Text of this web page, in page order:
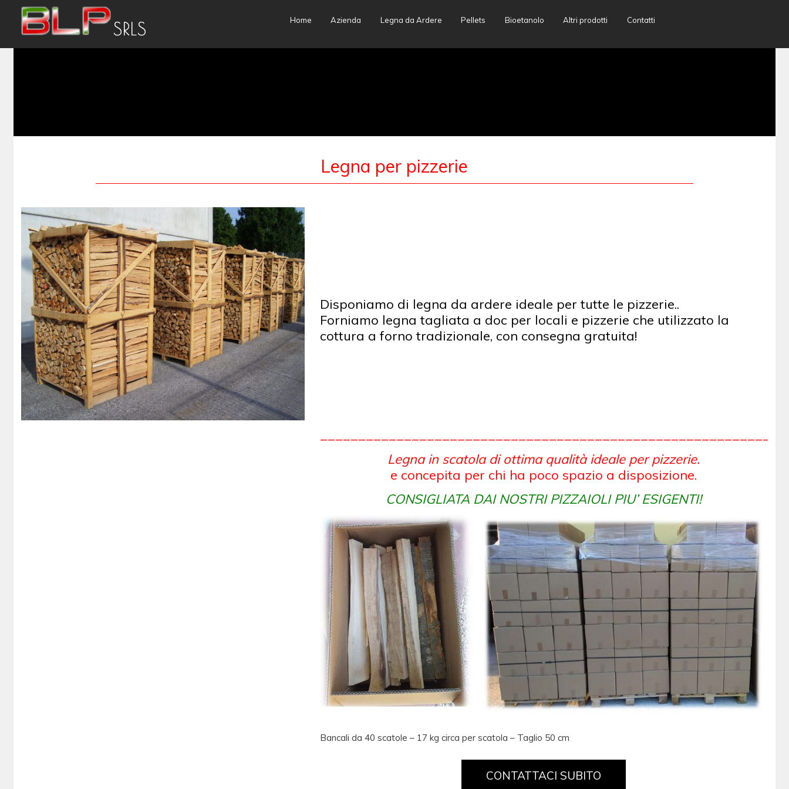
Skip
Home Azienda Legna da Ardere Pellets Bioetanolo Altri prodotti Contatti
Legna per pizzerie
Disponiamo di legna da ardere ideale per tutte le pizzerie..
Forniamo legna tagliata a doc per locali e pizzerie che utilizzato la
cottura a forno tradizionale, con consegna gratuita!
___
Legna in scatola di ottima qualità ideale per pizzerie.
e concepita per chi ha poco spazio a disposizione.
CONSIGLIATA DAI NOSTRI PIZZAIOLI PIU’ ESIGENTI!
Bancali da 40 scatole – 17 kg circa per scatola – Taglio 50 cm
CONTATTACI SUBITO